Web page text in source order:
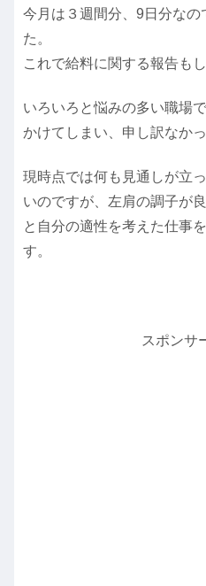
今月は３週間分、9日分なの
た。
これで給料に関する報告も
いろいろと悩みの多い職場
かけてしまい、申し訳なかっ
現時点では何も見通しが立
いのですが、左肩の調子が
と自分の適性を考えた仕事
す。
スポンサ